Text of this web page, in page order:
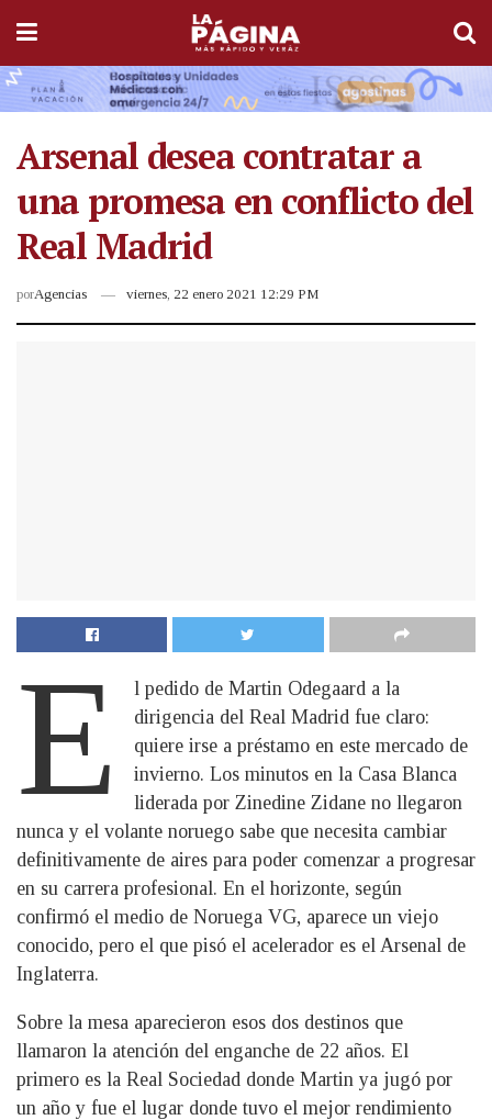
Arsenal desea contratar a
una promesa en conflicto del
Real Madrid
porAgencias viernes, 22 enero 2021 12:29 PM
E
l pedido de Martin Odegaard a la
dirigencia del Real Madrid fue claro:
quiere irse a préstamo en este mercado de
invierno. Los minutos en la Casa Blanca
liderada por Zinedine Zidane no llegaron
nunca y el volante noruego sabe que necesita cambiar
definitivamente de aires para poder comenzar a progresar
en su carrera profesional. En el horizonte, según
confirmó el medio de Noruega VG, aparece un viejo
conocido, pero el que pisó el acelerador es el Arsenal de
Inglaterra.
Sobre la mesa aparecieron esos dos destinos que
llamaron la atención del enganche de 22 años. El
primero es la Real Sociedad donde Martin ya jugó por
un año y fue el lugar donde tuvo el mejor rendimiento